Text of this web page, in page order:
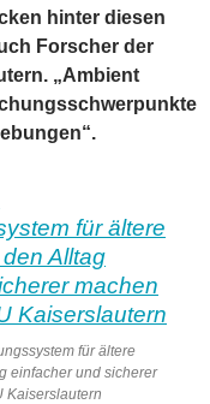
hinter diesen
Forscher der
„Ambient
für ältere
einfacher und sicherer
Kaiserslautern